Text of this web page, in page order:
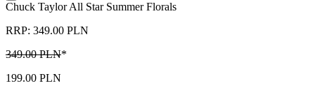
Chuck Taylor All Star Summer Florals
RRP: 349.00 PLN
349.00 PLN*
199.00 PLN